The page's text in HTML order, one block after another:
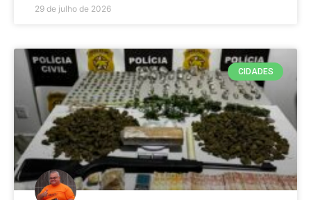
29 de julho de 2026
CIDADES